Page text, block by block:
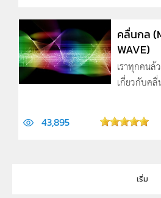
คลื่นกล
WAVE)
เราทุกคน
เกี่ยวกับค
43,895
เริ่ม